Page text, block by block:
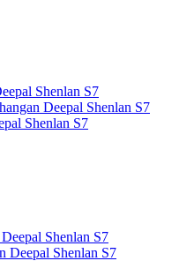
Shenlan S7
Deepal Shenlan S7
Shenlan S7
Shenlan S7
Deepal Shenlan S7